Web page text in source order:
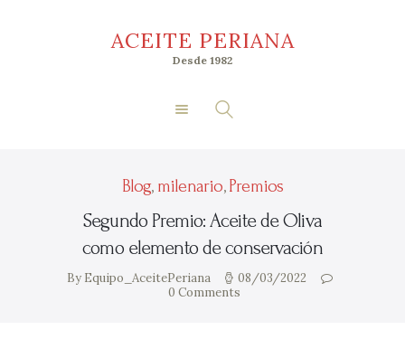
ACEITE PERIANA
Desde 1982
Blog, milenario,Premios
Segundo Premio: Aceite de Oliva
como elemento de conservación
By Equipo_AceitePeriana
08/03/2022
0 Comments
ACEITE PERIANA